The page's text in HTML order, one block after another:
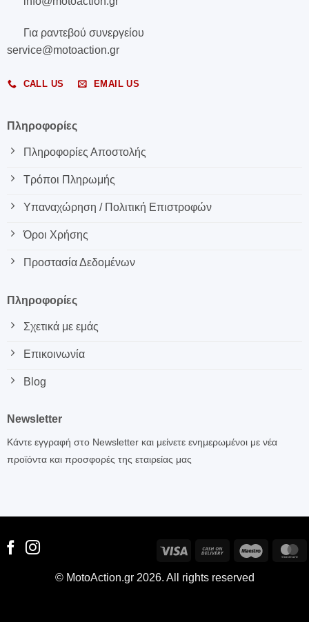
Για ραντεβού συνεργείου
service@motoaction.gr
CALL US EMAIL US
Πληροφορίες
Πληροφορίες Αποστολής
Τρόποι Πληρωμής
Υπαναχώρηση / Πολιτική Επιστροφών
Όροι Χρήσης
Προστασία Δεδομένων
Πληροφορίες
Σχετικά με εμάς
Επικοινωνία
Blog
Newsletter
Κάντε εγγραφή στο Newsletter και μείνετε ενημερωμένοι με νέα
προϊόντα και προσφορές της εταιρείας μας
© MotoAction.gr 2026. All rights reserved
Visa
Cash
Delivery
Maestro